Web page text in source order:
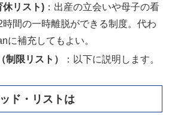
リスト) ：出産の立会いや母子の看
間の一時離脱ができる制度。代わ
に補充してもよい。
限リスト）
：以下に説明します。
ド・リストは